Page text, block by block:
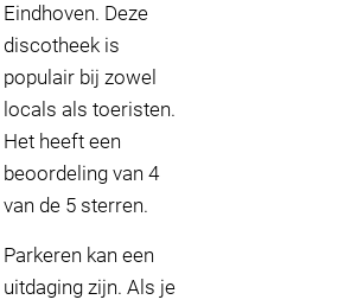
Eindhoven. Deze
discotheek is
populair bij zowel
locals als toeristen.
Het heeft een
beoordeling van 4
van de 5 sterren.
Parkeren kan een
uitdaging zijn. Als je